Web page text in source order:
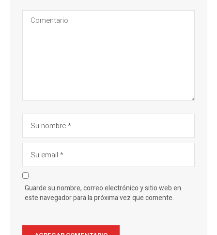
Guarde su nombre, correo electrónico y sitio web en
este navegador para la próxima vez que comente.